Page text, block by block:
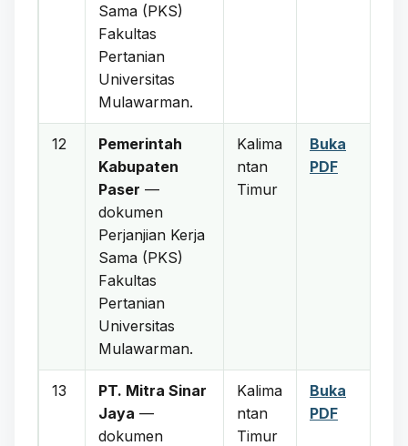
Sama (PKS)
Fakultas
Pertanian
Universitas
Mulawarman.
12
Pemerintah
Kabupaten
Paser —
dokumen
Perjanjian Kerja
Sama (PKS)
Fakultas
Pertanian
Universitas
Mulawarman.
Kalima
ntan
Timur
Buka
PDF
13
PT. Mitra Sinar
Jaya —
dokumen
Kalima
ntan
Timur
Buka
PDF